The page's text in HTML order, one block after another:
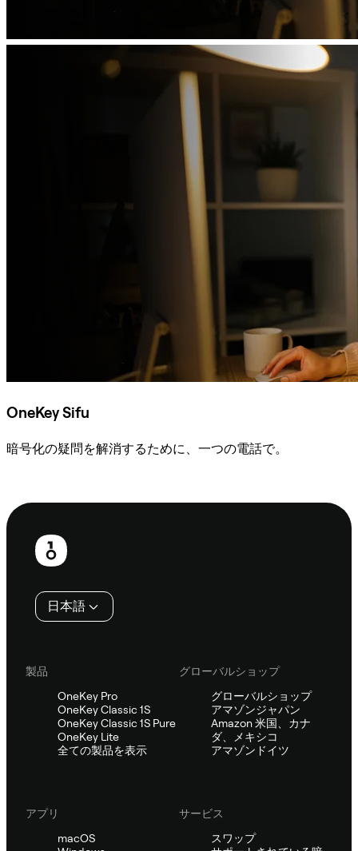
OneKey Sifu
暗号化の疑問を解消するために、一つの電話で。
フ
日本語
製品
OneKey Pro
OneKey Classic 1S
OneKey Classic 1S Pure
OneKey Lite
全ての製品を表示
グローバルショップ
グローバルショップ
アマゾンジャパン
Amazon 米国、カナ
ダ、メキシコ
アマゾンドイツ
アプリ
macOS
サービス
スワップ